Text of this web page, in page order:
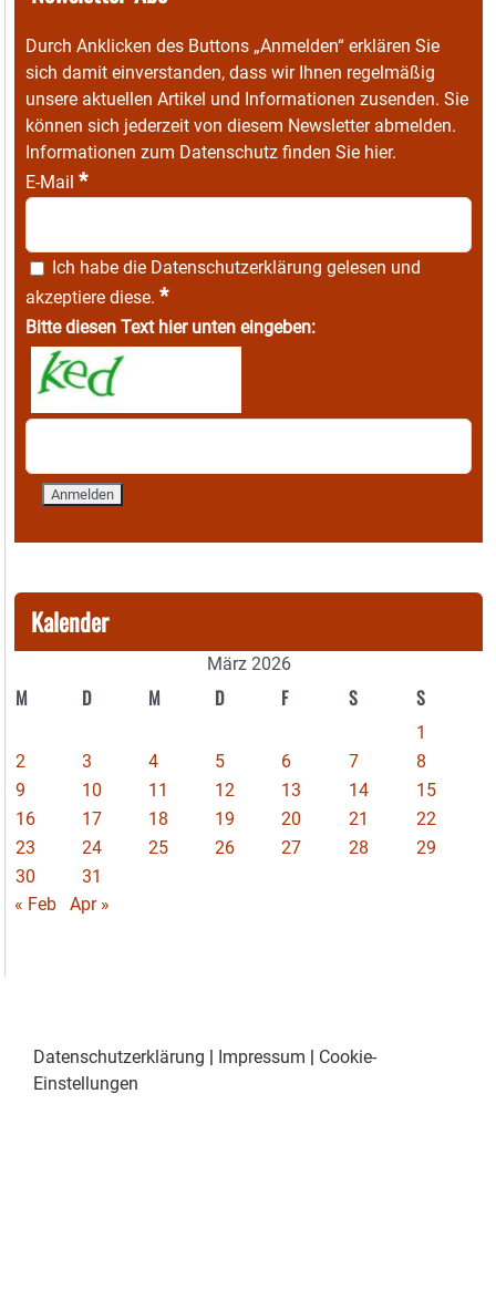
Durch Anklicken des Buttons „Anmelden“ erklären Sie
sich damit einverstanden, dass wir Ihnen regelmäßig
unsere aktuellen Artikel und Informationen zusenden. Sie
können sich jederzeit von diesem Newsletter abmelden.
Informationen zum Datenschutz finden Sie hier.
E-Mail *
Ich habe die Datenschutzerklärung gelesen und
akzeptiere diese. *
Bitte diesen Text hier unten eingeben:
Kalender
März 2026
M D M D F S S
1
2
3 4 5 6 7
8
9
10 11 12 13 14
15
16
17 18 19 20 21
22
23
24 25 26 27 28
29
30
31
« Feb
Apr »
Datenschutzerklärung | Impressum | Cookie-
Einstellungen